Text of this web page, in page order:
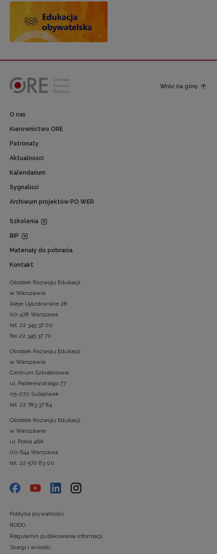
Wróć na górę
O nas
Kierownictwo ORE
Patronaty
Aktualności
Kalendarium
Sygnaliści
Archiwum projektów PO WER
Szkolenia
BIP
Materiały do pobrania
Kontakt
Ośrodek Rozwoju Edukacji
w Warszawie
Aleje Ujazdowskie 28
00-478 Warszawa
tel. 22 345 37 00
fax 22 345 37 70
Ośrodek Rozwoju Edukacji
w Warszawie
Centrum Szkoleniowe
ul. Paderewskiego 77
05-070 Sulejówek
tel. 22 783 37 84
Ośrodek Rozwoju Edukacji
w Warszawie
ul. Polna 46A
00-644 Warszawa
tel. 22 570 83 00
Polityka prywatności
RODO
Regulamin publikowania informacji
Skargi i wnioski